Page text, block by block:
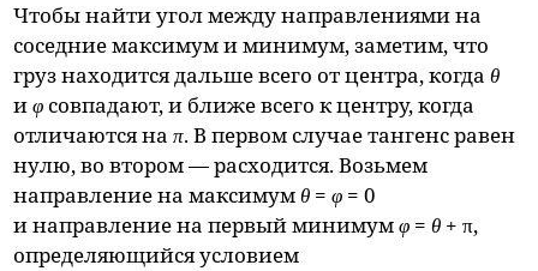
Чтобы найти угол между направлениями на
соседние максимум и минимум, заметим, что
груз находится дальше всего от центра, когдаθ
иφ совпадают, и ближе всего к центру, когда
отличаются наπ. В первом случае тангенс равен
нулю, во втором — расходится. Возьмем
направление на максимумθ =φ = 0
и направление на первый минимумφ =θ + π,
определяющийся условием